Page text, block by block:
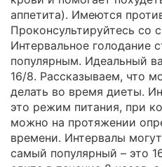
аппетита). Имеются
Проконсультируйтесь со
Интервальное голодание
популярным. Идеальный
16/8. Рассказываем, что
делать во время диеты.
это режим питания, при
можно на протяжении
времени. Интервалы
самый популярный – это